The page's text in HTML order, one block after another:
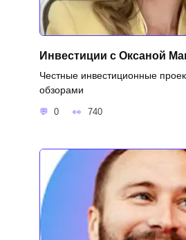
Инвестиции с Оксаной
Честные инвестиционные
обзорами
0 740